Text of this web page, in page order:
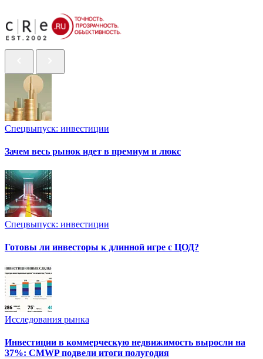
Спецвыпуск: инвестиции
Зачем весь рынок идет в премиум и люкс
Спецвыпуск: инвестиции
Готовы ли инвесторы к длинной игре с ЦОД?
Исследования рынка
Инвестиции в коммерческую недвижимость выросли на
37%: CMWP подвели итоги полугодия